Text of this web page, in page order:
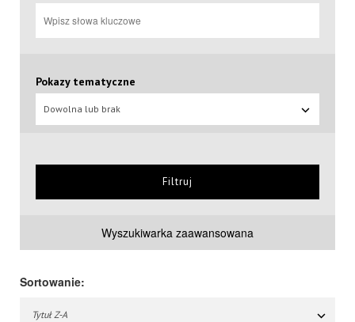
Pokazy tematyczne
Dowolna lub brak
Filtruj
Wyszukiwarka zaawansowana
Sortowanie:
Tytuł Z-A